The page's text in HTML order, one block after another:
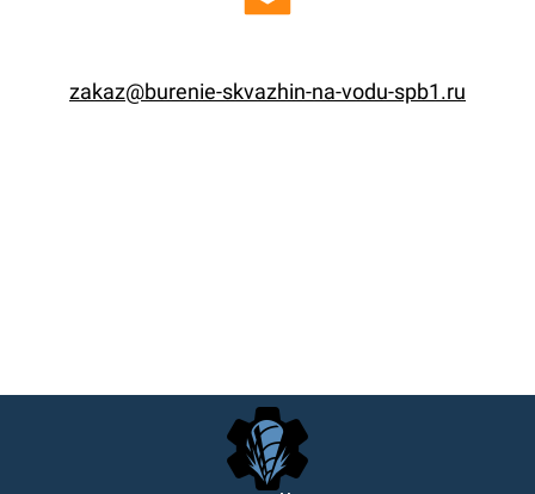
zakaz@burenie-skvazhin-na-vodu-spb1.ru